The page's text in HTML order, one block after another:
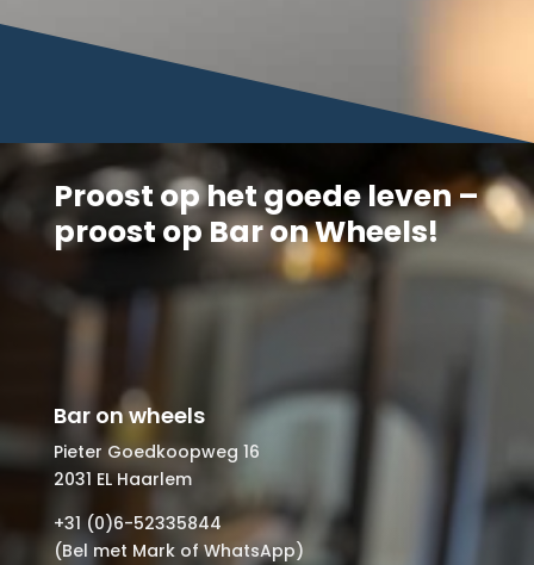
Proost op het goede leven –
proost op Bar on Wheels!
Bar on wheels
Pieter Goedkoopweg 16
2031 EL Haarlem
+31 (0)6-52335844
(Bel met Mark of WhatsApp)